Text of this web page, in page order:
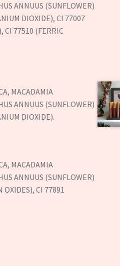
ANNUUS (SUNFLOWER)
DIOXIDE), CI 77007
CI 77510 (FERRIC
MACADAMIA
ANNUUS (SUNFLOWER)
DIOXIDE).
MACADAMIA
ANNUUS (SUNFLOWER)
CI 77891